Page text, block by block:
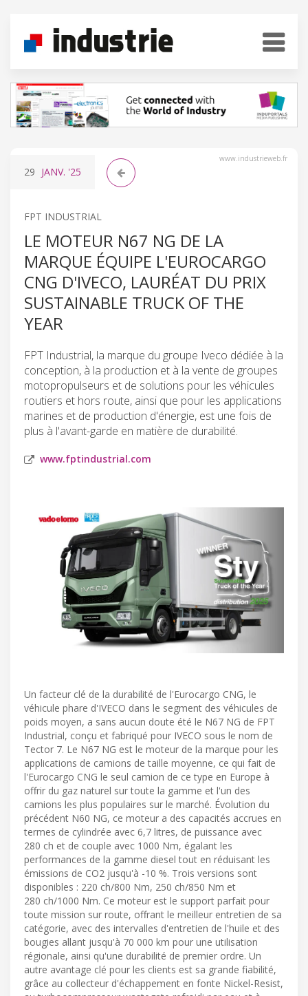
www.industrieweb.fr
29 JANV. '25
FPT INDUSTRIAL
LE MOTEUR N67 NG DE LA
MARQUE ÉQUIPE L'EUROCARGO
CNG D'IVECO, LAURÉAT DU PRIX
SUSTAINABLE TRUCK OF THE
YEAR
FPT Industrial, la marque du groupe Iveco dédiée à la
conception, à la production et à la vente de groupes
motopropulseurs et de solutions pour les véhicules
routiers et hors route, ainsi que pour les applications
marines et de production d'énergie, est une fois de
plus à l'avant-garde en matière de durabilité.
www.fptindustrial.com
Un facteur clé de la durabilité de l'Eurocargo CNG, le
véhicule phare d'IVECO dans le segment des véhicules de
poids moyen, a sans aucun doute été le N67 NG de FPT
Industrial, conçu et fabriqué pour IVECO sous le nom de
Tector 7. Le N67 NG est le moteur de la marque pour les
applications de camions de taille moyenne, ce qui fait de
l'Eurocargo CNG le seul camion de ce type en Europe à
offrir du gaz naturel sur toute la gamme et l'un des
camions les plus populaires sur le marché. Évolution du
précédent N60 NG, ce moteur a des capacités accrues en
termes de cylindrée avec 6,7 litres, de puissance avec
280 ch et de couple avec 1000 Nm, égalant les
performances de la gamme diesel tout en réduisant les
émissions de CO2 jusqu'à -10 %. Trois versions sont
disponibles : 220 ch/800 Nm, 250 ch/850 Nm et
280 ch/1000 Nm. Ce moteur est le support parfait pour
toute mission sur route, offrant le meilleur entretien de sa
catégorie, avec des intervalles d'entretien de l'huile et des
bougies allant jusqu'à 70 000 km pour une utilisation
régionale, ainsi qu'une durabilité de premier ordre. Un
autre avantage clé pour les clients est sa grande fiabilité,
grâce au collecteur d'échappement en fonte Nickel-Resist,